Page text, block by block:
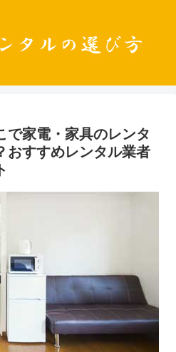
で家電・家具のレンタ
おすすめレンタル業者